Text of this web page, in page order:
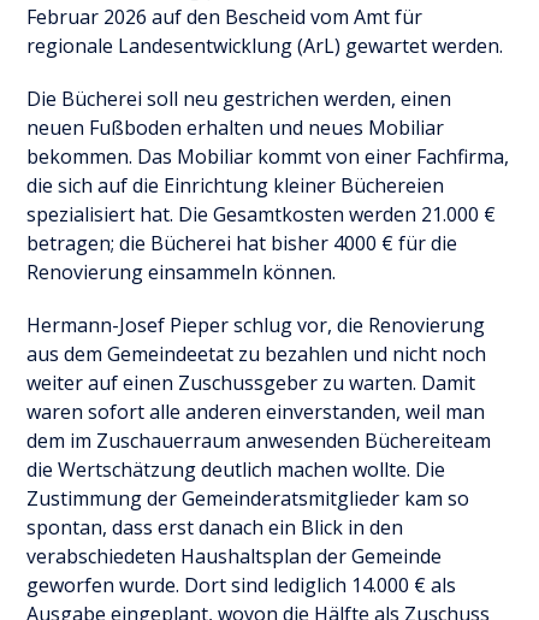
Februar 2026 auf den Bescheid vom Amt für
regionale Landesentwicklung (ArL) gewartet werden.
Die Bücherei soll neu gestrichen werden, einen
neuen Fußboden erhalten und neues Mobiliar
bekommen. Das Mobiliar kommt von einer Fachfirma,
die sich auf die Einrichtung kleiner Büchereien
spezialisiert hat. Die Gesamtkosten werden 21.000 €
betragen; die Bücherei hat bisher 4000 € für die
Renovierung einsammeln können.
Hermann-Josef Pieper schlug vor, die Renovierung
aus dem Gemeindeetat zu bezahlen und nicht noch
weiter auf einen Zuschussgeber zu warten. Damit
waren sofort alle anderen einverstanden, weil man
dem im Zuschauerraum anwesenden Büchereiteam
die Wertschätzung deutlich machen wollte. Die
Zustimmung der Gemeinderatsmitglieder kam so
spontan, dass erst danach ein Blick in den
verabschiedeten Haushaltsplan der Gemeinde
geworfen wurde. Dort sind lediglich 14.000 € als
Ausgabe eingeplant, wovon die Hälfte als Zuschuss